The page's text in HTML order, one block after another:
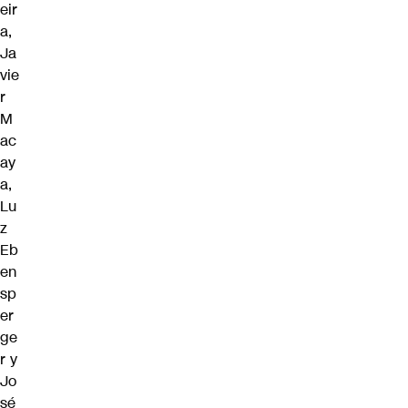
eir
a,
Ja
vie
r
M
ac
ay
a,
Lu
z
Eb
en
sp
er
ge
r y
Jo
sé